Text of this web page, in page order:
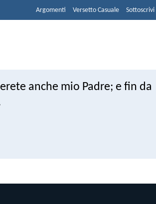
Argomenti Versetto Casuale Sottoscrivi
anche mio Padre; e fin da